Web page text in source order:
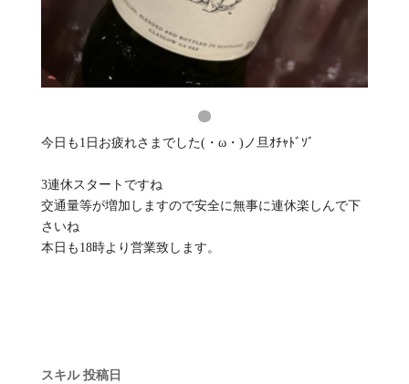
今日も1日お疲れさまでした(・ω・)ノ旦ｵﾁｬﾄﾞｿﾞ
3連休スタートですね
交通量等が増加しますので安全に無事に連休楽しんで下
さいね
本日も18時より営業致します。
スキル 投稿日